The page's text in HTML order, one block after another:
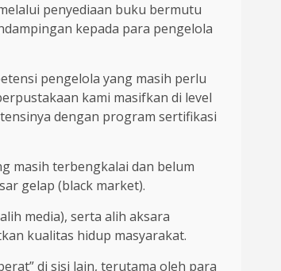
penyediaan buku bermutu
kepada para pengelola
pengelola yang masih perlu
kami masifkan di level
dengan program sertifikasi
masih terbengkalai dan belum
gelap (black market).
media), serta alih aksara
kualitas hidup masyarakat.
di sisi lain, terutama oleh para